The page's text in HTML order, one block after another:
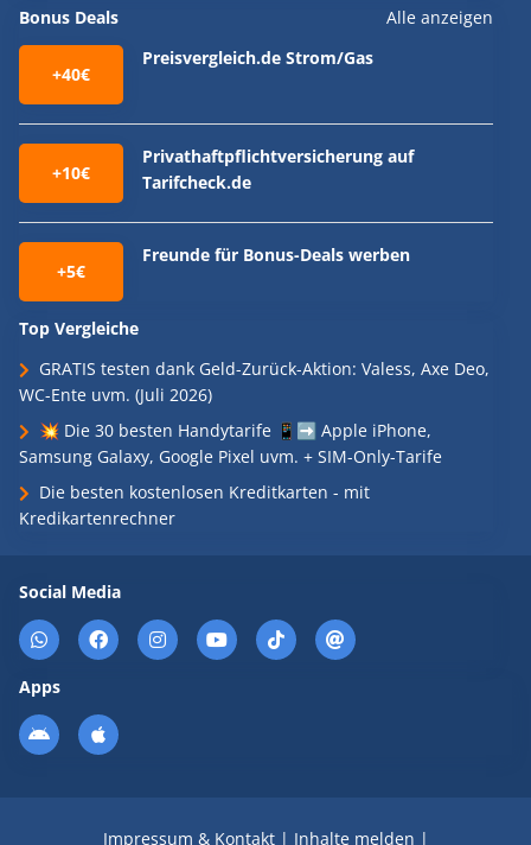
Bonus Deals Alle anzeigen
+40€
Preisvergleich.de Strom/Gas
+10€
Privathaftpflichtversicherung auf
Tarifcheck.de
+5€
Freunde für Bonus-Deals werben
Top Vergleiche
GRATIS testen dank Geld-Zurück-Aktion: Valess, Axe Deo,
WC-Ente uvm. (Juli 2026)
💥 Die 30 besten Handytarife 📱➡️ Apple iPhone,
Samsung Galaxy, Google Pixel uvm. + SIM-Only-Tarife
Die besten kostenlosen Kreditkarten - mit
Kredikartenrechner
Social Media
Apps
Impressum & Kontakt| Inhalte melden |